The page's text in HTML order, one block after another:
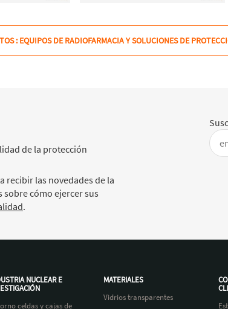
: EQUIPOS DE RADIOFARMACIA Y SOLUCIONES DE
de la protección
recibir las novedades de la
sobre cómo ejercer sus
.
NUCLEAR E
celdas y cajas de
MATERIALES
Vidrios transparentes